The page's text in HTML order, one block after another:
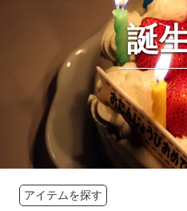
誕
アイテムを探す